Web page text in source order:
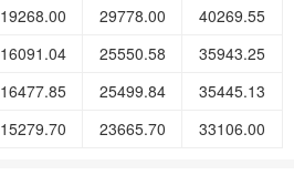
19268.00 29778.00
40269.55
16091.04 25550.58
35943.25
16477.85 25499.84
35445.13
15279.70 23665.70 33106.00